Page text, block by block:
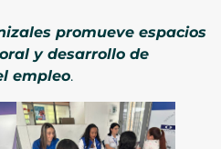
promueve espacios
y desarrollo de
empleo.